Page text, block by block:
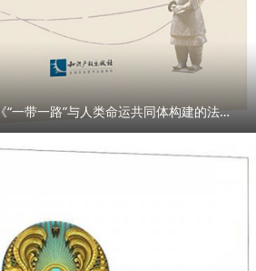
研究成果｜王瀚主编：《“一带一路”与人类命运共同体构建的法律与实践》